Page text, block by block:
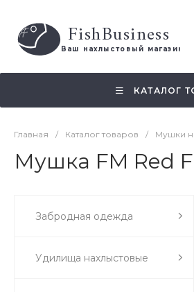
FishBusiness
Ваш нахлыстовый магазин
КАТАЛОГ
Главная / Каталог товаров / Мушки
Мушка FM Red
Забродная одежда
Удилища нахлыстовые